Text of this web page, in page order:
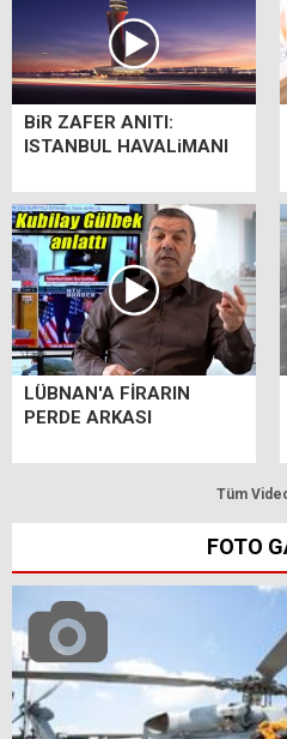
BiR ZAFER ANITI:
ISTANBUL HAVALiMANI
LÜBNAN'A FİRARIN
PERDE ARKASI
Tüm
FOTO